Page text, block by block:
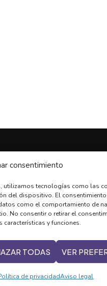
consentimiento
utilizamos tecnologías como las
del dispositivo. El
como el comportamiento de
No consentir o retirar el
características y funciones.
TODAS VER
de privacidadAviso legal
LEGAL
Política de cookies
Aviso legal
Política de privacidad